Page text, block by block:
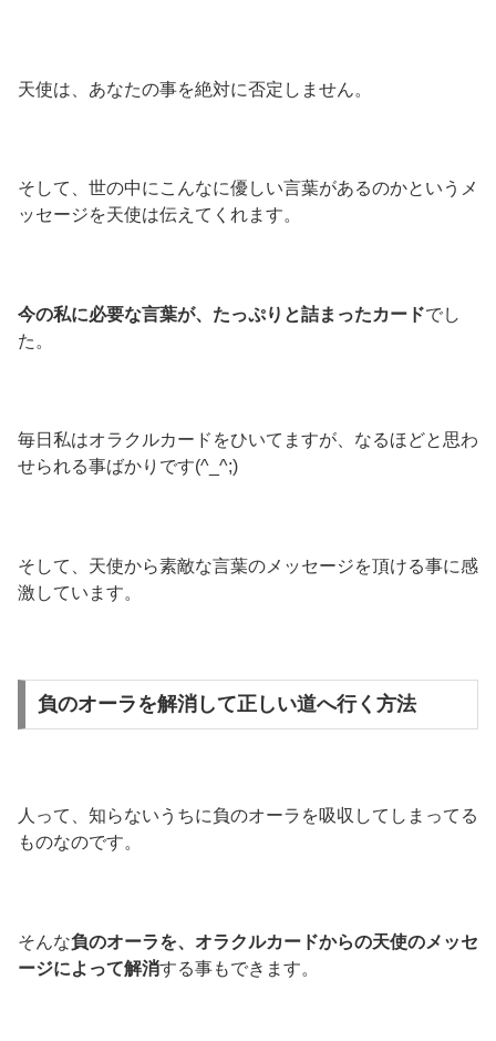
天使は、あなたの事を絶対に否定しません。
そして、世の中にこんなに優しい言葉があるのかというメ
ッセージを天使は伝えてくれます。
今の私に必要な言葉が、たっぷりと詰まったカードでし
た。
毎日私はオラクルカードをひいてますが、なるほどと思わ
せられる事ばかりです(^_^;)
そして、天使から素敵な言葉のメッセージを頂ける事に感
激しています。
負のオーラを解消して正しい道へ行く方法
人って、知らないうちに負のオーラを吸収してしまってる
ものなのです。
そんな負のオーラを、オラクルカードからの天使のメッセ
ージによって解消する事もできます。